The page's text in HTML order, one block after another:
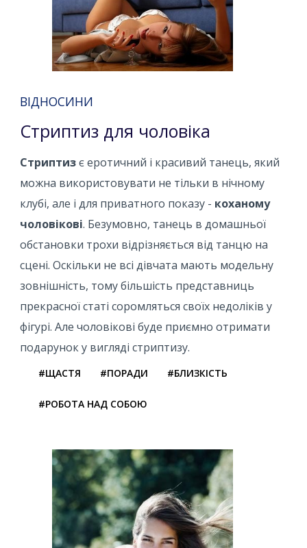
ВІДНОСИНИ
Стриптиз для чоловіка
Стриптизє еротичний і красивий танець, який
можна використовувати не тільки в нічному
клубі, але і для приватного показу - коханому
чоловікові. Безумовно, танець в домашньої
обстановки трохи відрізняється від танцю на
сцені. Оскільки не всі дівчата мають модельну
зовнішність, тому більшість представниць
прекрасної статі соромляться своїх недоліків у
фігурі. Але чоловікові буде приємно отримати
подарунок у вигляді стриптизу.
#ЩАСТЯ #ПОРАДИ #БЛИЗКІСТЬ
#РОБОТА НАД СОБОЮ